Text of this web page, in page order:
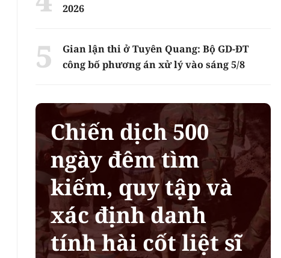
2026
Gian lận thi ở Tuyên Quang: Bộ GD-ĐT
công bố phương án xử lý vào sáng 5/8
Chiến dịch 500
ngày đêm tìm
kiếm, quy tập và
xác định danh
tính hài cốt liệt sĩ